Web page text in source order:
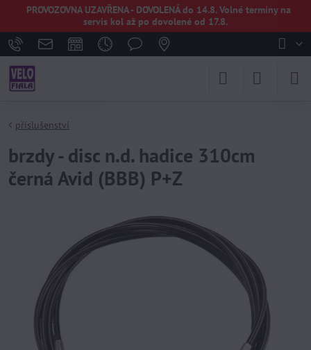
PROVOZOVNA UZAVŘENA - DOVOLENÁ do 14.8. Volné termíny na
servis kol až po dovolené od 17.8.
příslušenství
brzdy - disc n.d. hadice 310cm
černá Avid (BBB) P+Z